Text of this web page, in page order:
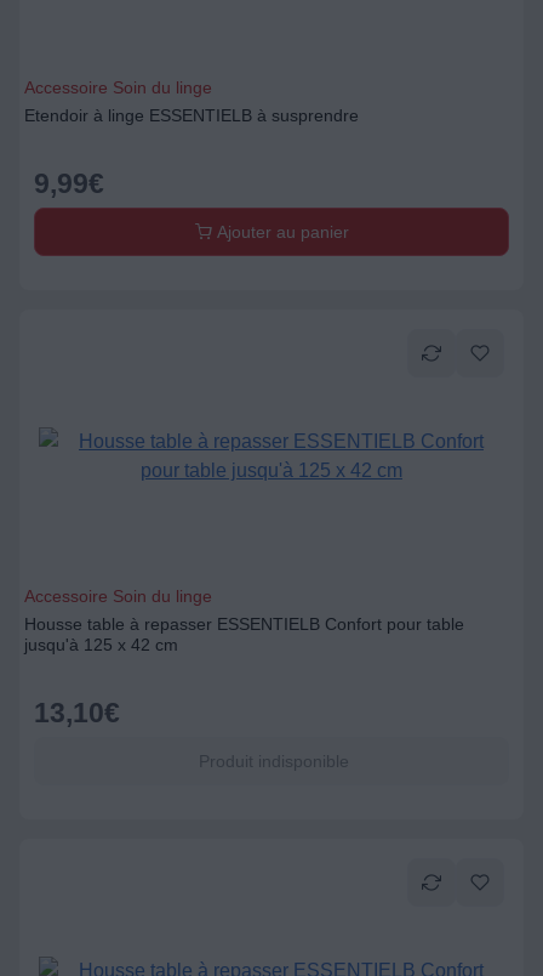
Accessoire Soin du linge
Etendoir à linge ESSENTIELB à susprendre
9,99€
Ajouter au panier
Accessoire Soin du linge
Housse table à repasser ESSENTIELB Confort pour table
jusqu'à 125 x 42 cm
13,10€
Produit indisponible